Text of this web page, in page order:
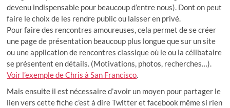
devenu indispensable pour beaucoup d’entre nous). Dont on peut
faire le choix de les rendre public ou laisser en privé.
Pour faire des rencontres amoureuses, cela permet de se créer
une page de présentation beaucoup plus longue que sur un site
ou une application de rencontres classique où le ou la célibataire
se présentent en détails. (Motivations, photos, recherches…).
Voir l’exemple de Chris à San Francisco.
Mais ensuite il est nécessaire d’avoir un moyen pour partager le
lien vers cette fiche c’est à dire Twitter et facebook même si rien